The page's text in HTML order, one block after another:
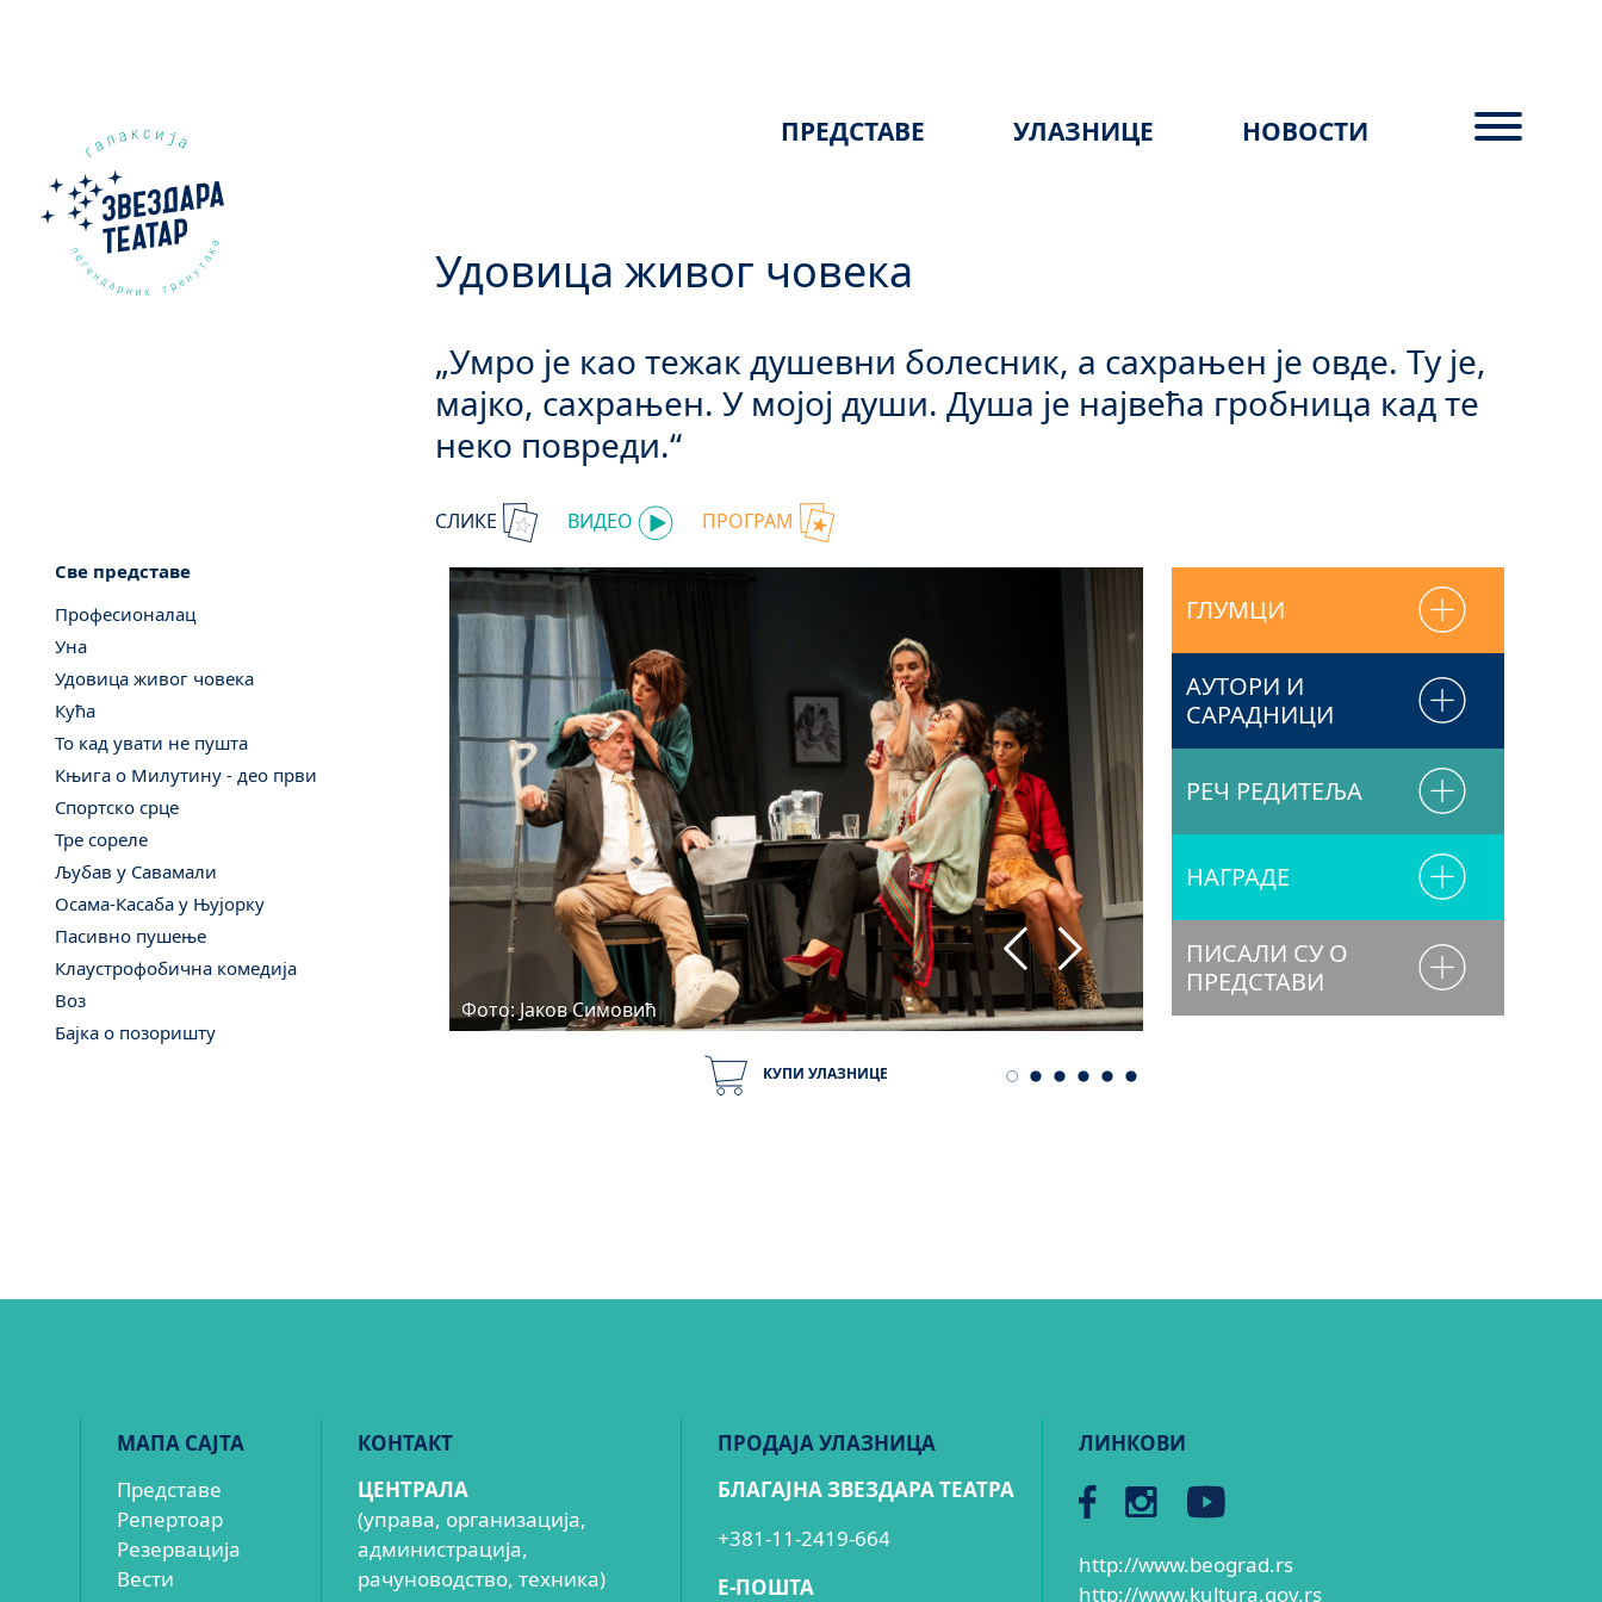
ПРЕДСТАВЕ УЛАЗНИЦЕ НОВОСТИ
Све представе
Професионалац
Уна
Удовица живог човека
Кућа
То кад увати не пушта
Књига о Милутину - део први
Спортско срце
Тре сореле
Љубав у Савамали
Осама-Касаба у Њујорку
Пасивно пушење
Клаустрофобична комедија
Воз
Бајка о позоришту
Удовица живог човека
„Умро је као тежак душевни болесник, а сахрањен је овде. Ту је,
мајко, сахрањен. У мојој души. Душа је највећа гробница кад те
неко повреди.“
СЛИКЕ ВИДЕО ПРОГРАМ
Фото: Јаков Симовић Фото: Јаков Симовић
КУПИ УЛАЗНИЦЕ
ГЛУМЦИ
АУТОРИ И
САРАДНИЦИ
РЕЧ РЕДИТЕЉА
НАГРАДЕ
ПИСАЛИ СУ О
ПРЕДСТАВИ
МАПА САЈТА
Представе
Репертоар
Резервација
Вести
КОНТАКТ
ЦЕНТРАЛА
(управа, организација,
администрација,
рачуноводство, техника)
ПРОДАЈА УЛАЗНИЦА
БЛАГАЈНА ЗВЕЗДАРА ТЕАТРА
+381-11-2419-664
E-ПОШТА
ЛИНКОВИ
http://www.beograd.rs
http://www.kultura.gov.rs